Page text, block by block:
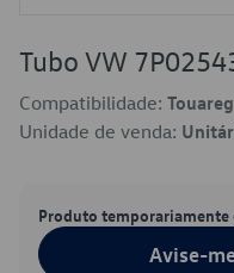
Tubo VW
Compatibilidade: Touareg
Unidade de venda:
Produto temporariamente
Avise-